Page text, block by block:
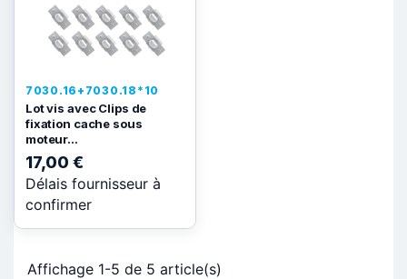
7030.16+7030.18*10
Lot vis avec Clips de
fixation cache sous
moteur...
17,00 €
Délais fournisseur à
confirmer
Affichage 1-5 de 5 article(s)